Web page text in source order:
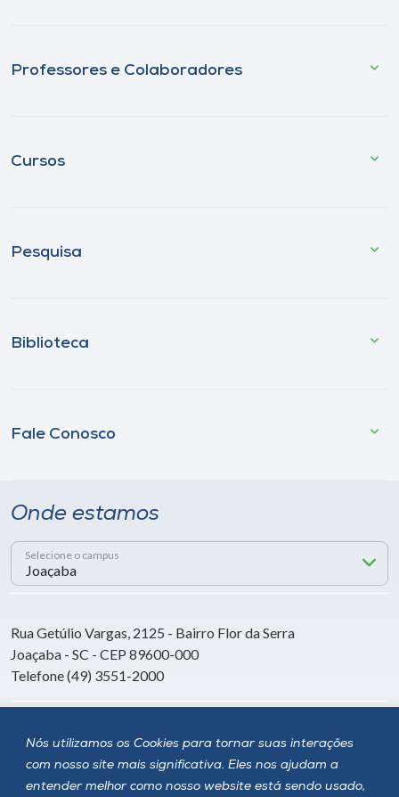
Nós utilizamos os Cookies para tornar suas interações
com nosso site mais significativa. Eles nos ajudam a
entender melhor como nosso website está sendo usado,
Professores e Colaboradores
Cursos
Pesquisa
Biblioteca
Fale Conosco
Onde estamos
Selecione o campus
Rua Getúlio Vargas, 2125 - Bairro Flor da Serra
Joaçaba - SC - CEP 89600-000
Telefone (49) 3551-2000
Siga a Unoesc